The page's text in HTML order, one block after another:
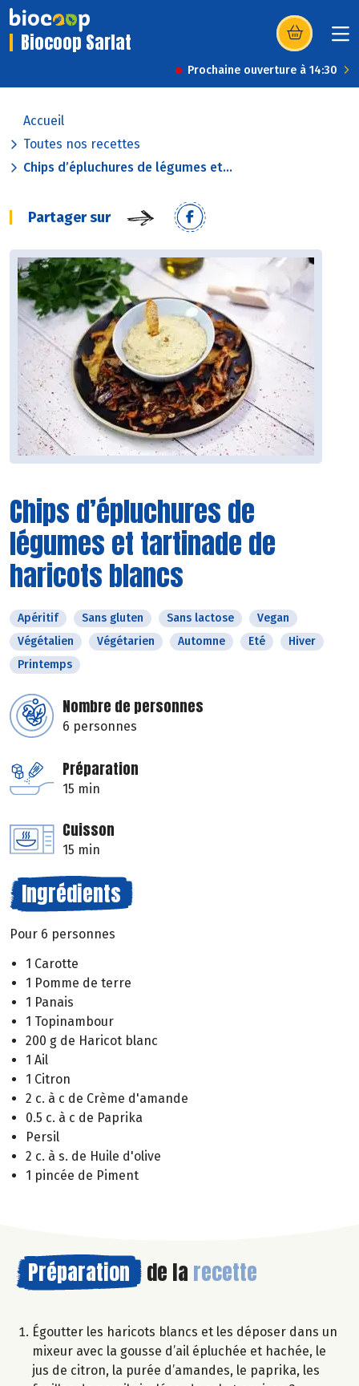
Biocoop Sarlat (s’ouvre dans
Prochaine ouverture à 14:30
Accueil
Toutes nos recettes
Chips d’épluchures de légumes et...
Partager sur
Chips d’épluchures de
légumes et tartinade de
haricots blancs
Apéritif Sans gluten Sans lactose
Vegan
Végétalien
Végétarien Automne Eté
Hiver
Printemps
Nombre de personnes
6 personnes
Préparation
15 min
Cuisson
15 min
Ingrédients
Pour 6 personnes
1 Carotte
1 Pomme de terre
1 Panais
1 Topinambour
200 g de Haricot blanc
1 Ail
1 Citron
2 c. à c de Crème d'amande
0.5 c. à c de Paprika
Persil
2 c. à s. de Huile d'olive
1 pincée de Piment
Préparation de la recette
Égoutter les haricots blancs et les déposer dans un
mixeur avec la gousse d’ail épluchée et hachée, le
jus de citron, la purée d’amandes, le paprika, les